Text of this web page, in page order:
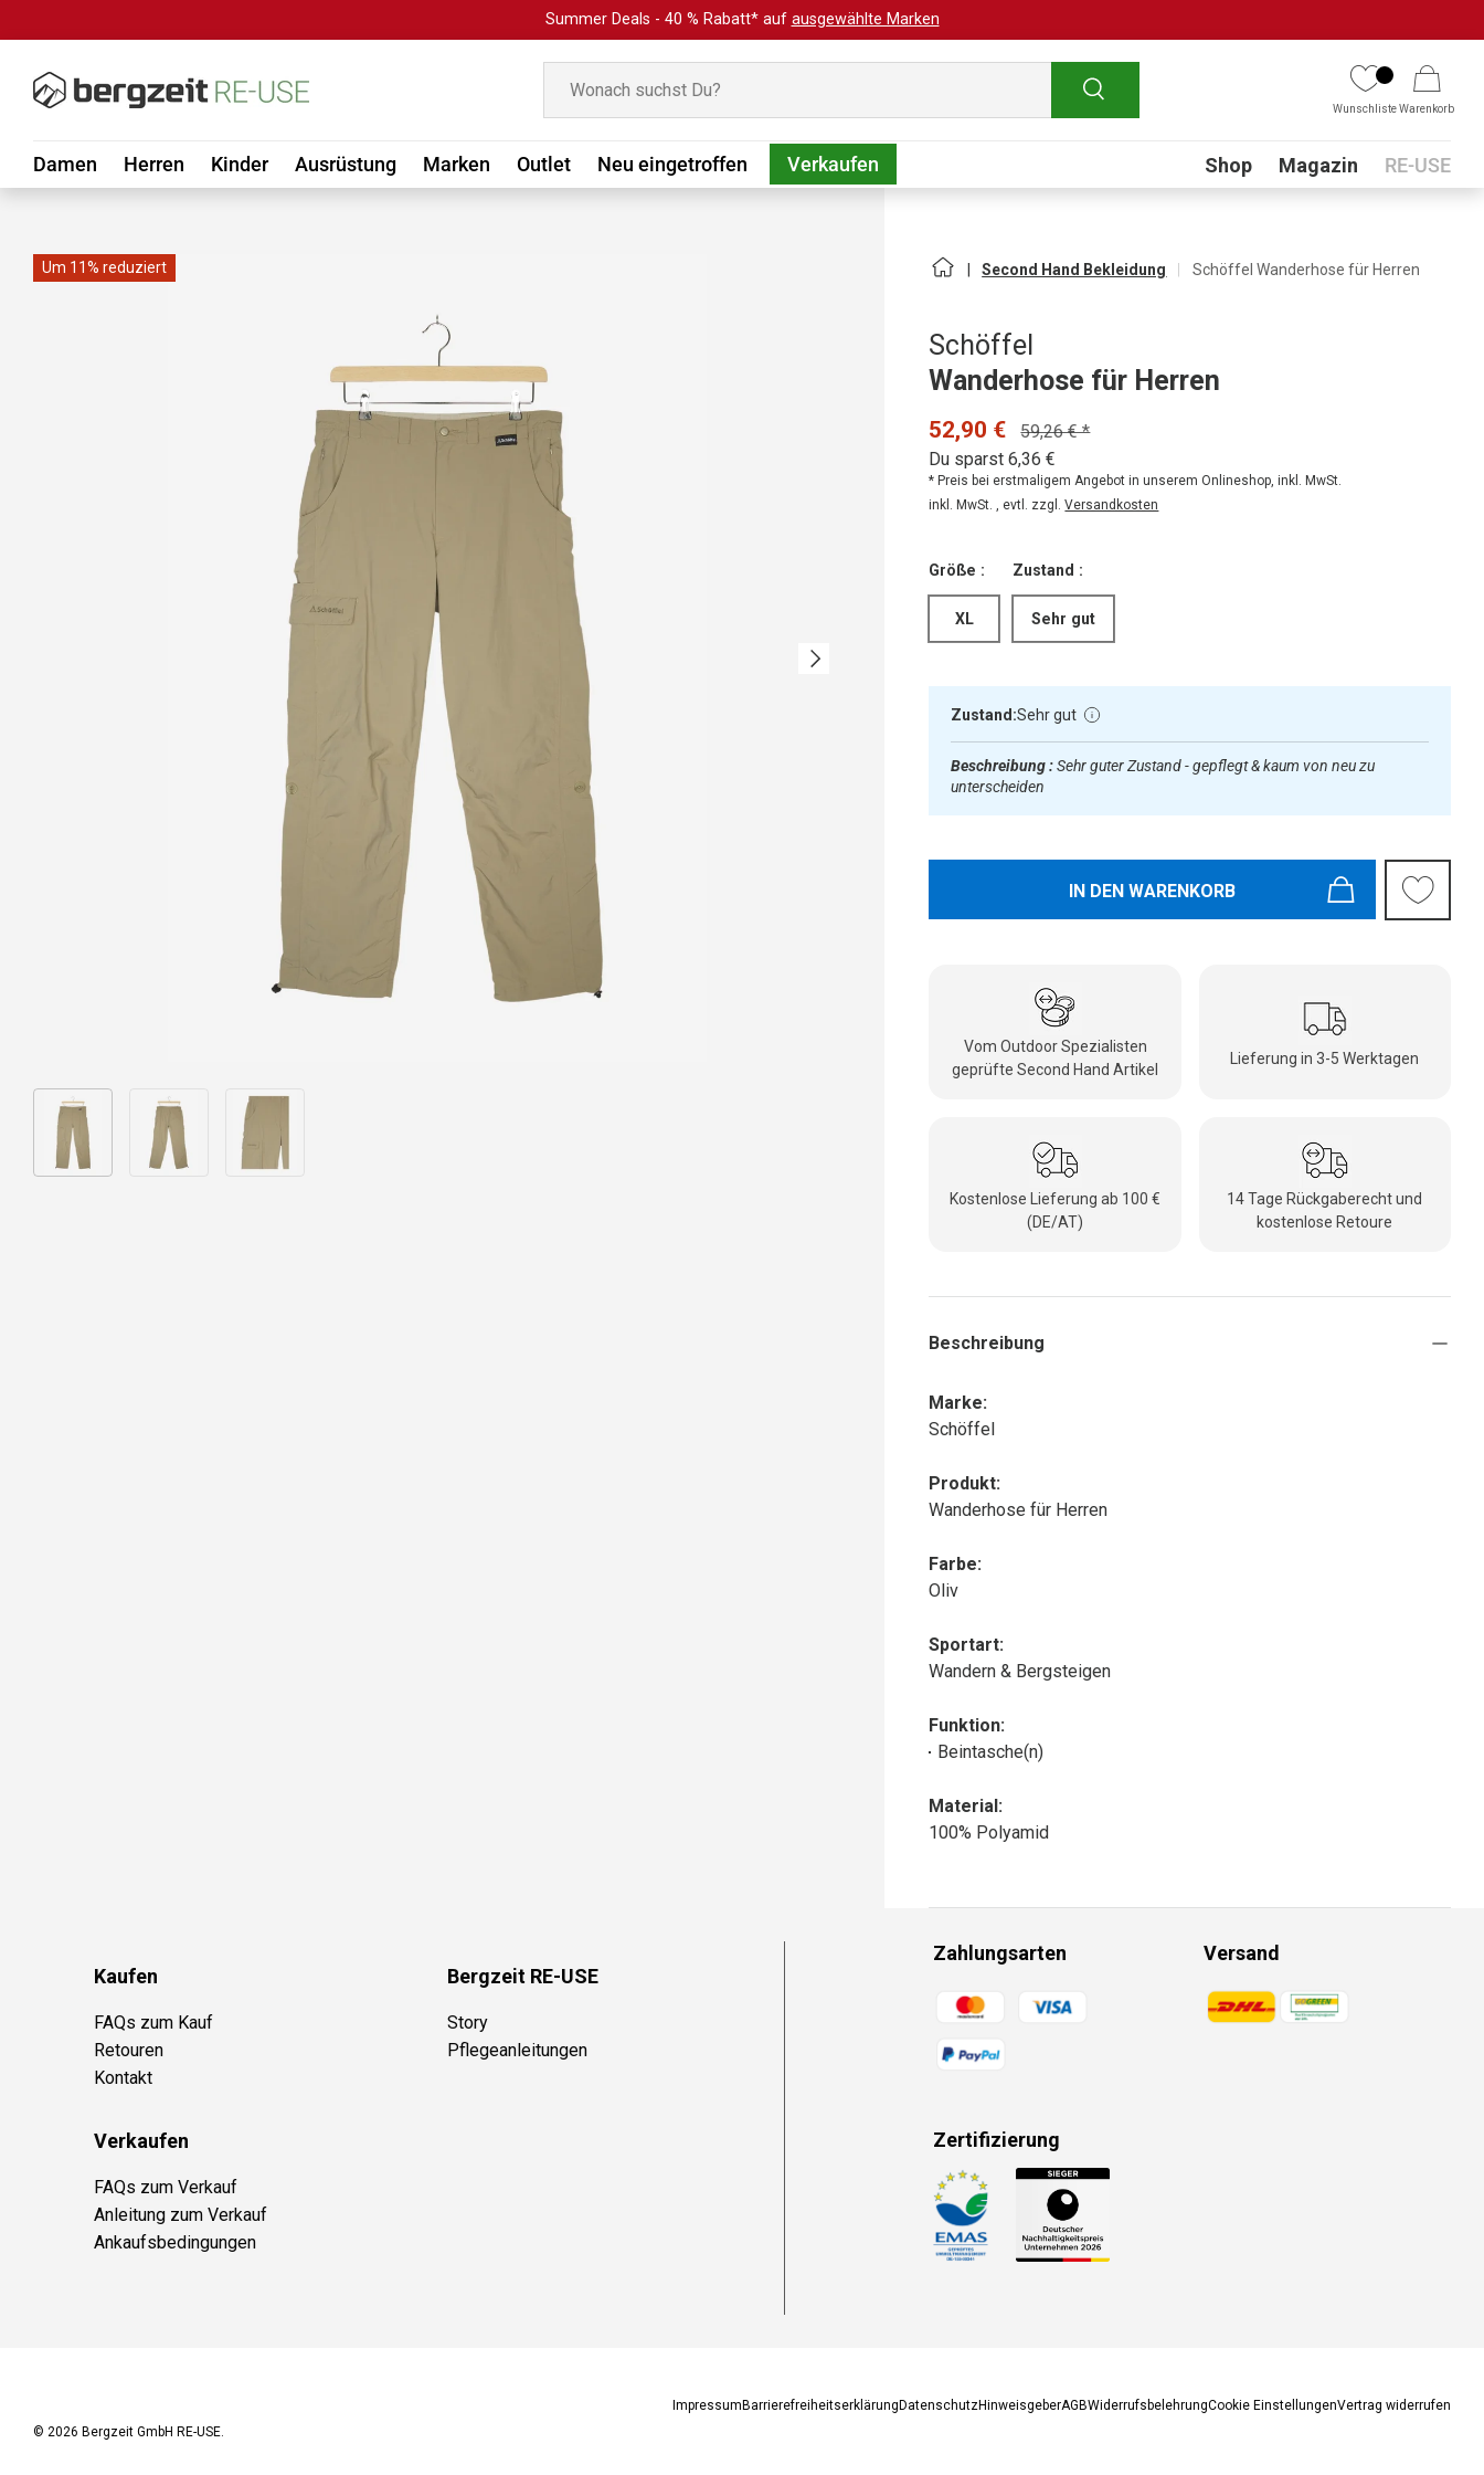
Summer Deals - 40 % Rabatt* auf ausgewählte Marken
Suchen
WunschlisteWarenkorb
Damen Herren Kinder Ausrüstung Marken Outlet Neu eingetroffen Verkaufen Submenu
Shop Magazin RE-USE
Um 11% reduziert
Nächste
Bild 1 in Galerieansicht laden
Second Hand Bekleidung Schöffel Wanderhose für Herren
Schöffel
Wanderhose für Herren
52,90 €
59,26 € *
Du sparst 6,36 €
* Preis bei erstmaligem Angebot in unserem Onlineshop, inkl. MwSt.
inkl. MwSt. , evtl. zzgl.Versandkosten
Größe :
XL
Zustand :
Sehr gut
Zustand:Sehr gut
Beschreibung :Sehr guter Zustand - gepflegt & kaum von neu zu
unterscheiden
IN DEN WARENKORB
Vom Outdoor Spezialisten
geprüfte Second Hand Artikel
Lieferung in 3-5 Werktagen
Kostenlose Lieferung ab 100 €
(DE/AT)
14 Tage Rückgaberecht und
kostenlose Retoure
Beschreibung
Marke:
Schöffel
Produkt:
Wanderhose für Herren
Farbe:
Oliv
Sportart:
Wandern & Bergsteigen
Funktion:
Beintasche(n)
Material:
100% Polyamid
Kaufen
FAQs zum Kauf
Retouren
Kontakt
Bergzeit RE-USE
Story
Pflegeanleitungen
Verkaufen
FAQs zum Verkauf
Anleitung zum Verkauf
Ankaufsbedingungen
Zahlungsarten
Zahlungsmethoden
Versand
Zahlungsmethoden
Zertifizierung
Zahlungsmethoden
Impressum Barrierefreiheitserklärung DatenschutzHinweisgeberAGBWiderrufsbelehrungCookie EinstellungenVertrag widerrufen
© 2026 Bergzeit GmbH RE-USE.